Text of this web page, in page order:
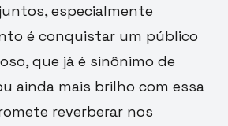
especialmente
é conquistar um público
que já é sinônimo de
ainda mais brilho com essa
reverberar nos